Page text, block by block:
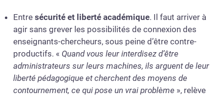
Entre sécurité et liberté académique. Il faut arriver à
agir sans grever les possibilités de connexion des
enseignants-chercheurs, sous peine d’être contre-
productifs. « Quand vous leur interdisez d’être
administrateurs sur leurs machines, ils arguent de leur
liberté pédagogique et cherchent des moyens de
contournement, ce qui pose un vrai problème», relève